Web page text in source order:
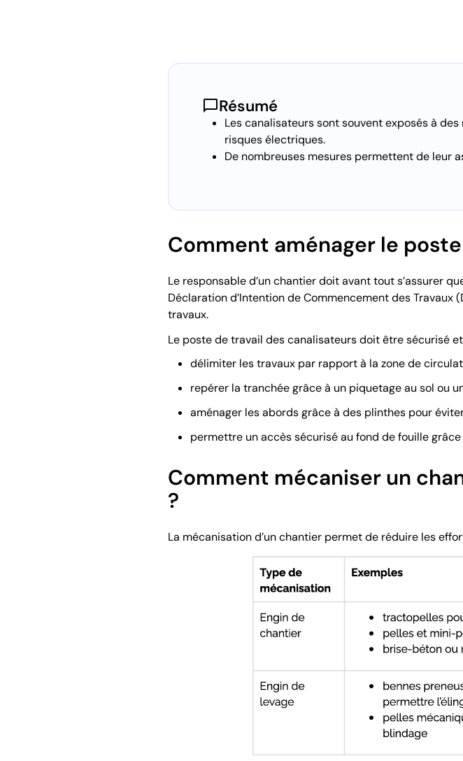
chat_bubbleRésumé
Les canalisateurs sont souvent exposés à
risques électriques.
De nombreuses mesures permettent de leur
Comment aménager le
Le responsable d’un chantier doit avant tout s’assurer
Déclaration d’Intention de Commencement des
travaux.
Le poste de travail des canalisateurs doit être sécurisé
délimiter les travaux par rapport à la zone de
repérer la tranchée grâce à un piquetage au sol ou
aménager les abords grâce à des plinthes pour
permettre un accès sécurisé au fond de fouille
Comment mécaniser un
?
La mécanisation d’un chantier permet de réduire les